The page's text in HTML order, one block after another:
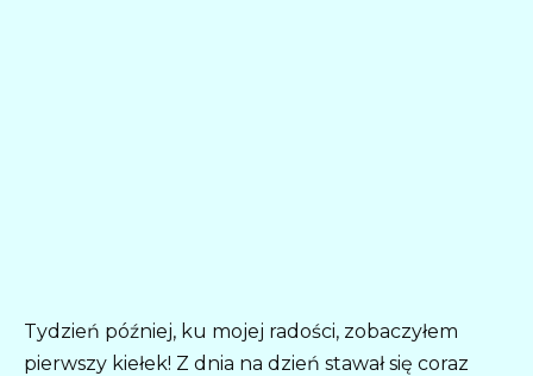
Tydzień później, ku mojej radości, zobaczyłem
pierwszy kiełek! Z dnia na dzień stawał się coraz